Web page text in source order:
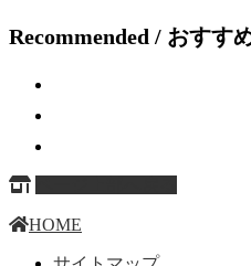
Recommended / おすす
HOME